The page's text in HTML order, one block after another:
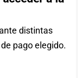
distintas
pago elegido.